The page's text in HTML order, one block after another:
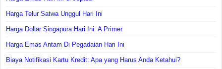
Harga Telur Satwa Unggul Hari Ini
Harga Dollar Singapura Hari Ini: A Primer
Harga Emas Antam Di Pegadaian Hari Ini
Biaya Notifikasi Kartu Kredit: Apa yang Harus Anda Ketahui?